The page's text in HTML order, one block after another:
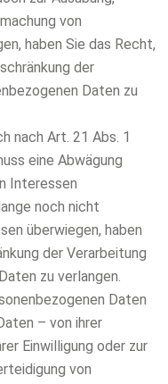
von
haben Sie das Recht,
der
Daten zu
nach Art. 21 Abs. 1
eine Abwägung
Interessen
noch nicht
überwiegen, haben
der Verarbeitung
zu verlangen.
Daten
– von ihrer
Einwilligung oder zur
von